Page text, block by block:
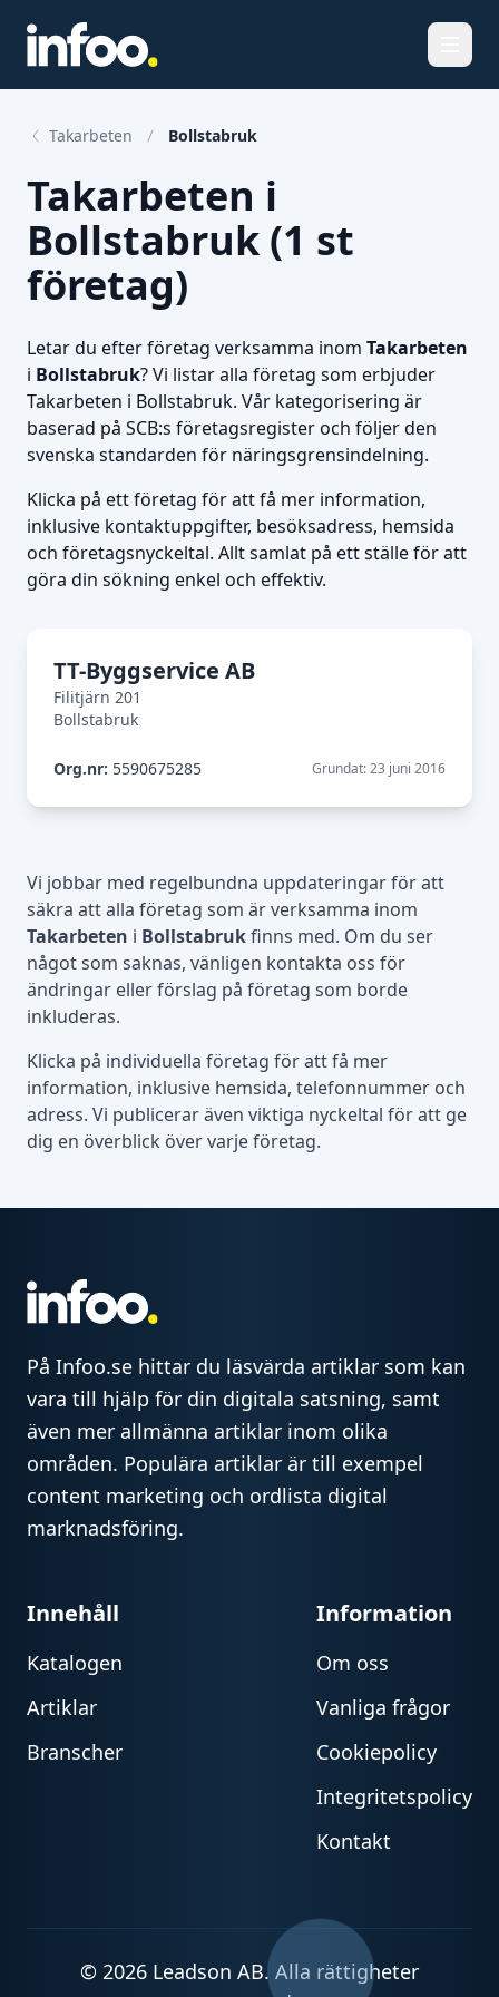
Takarbeten Bollstabruk
Takarbeten i
Bollstabruk (1 st
företag)
Letar du efter företag verksamma inom Takarbeten
i Bollstabruk? Vi listar alla företag som erbjuder
Takarbeten i Bollstabruk. Vår kategorisering är
baserad på SCB:s företagsregister och följer den
svenska standarden för näringsgrensindelning.
Klicka på ett företag för att få mer information,
inklusive kontaktuppgifter, besöksadress, hemsida
och företagsnyckeltal. Allt samlat på ett ställe för att
göra din sökning enkel och effektiv.
TT-Byggservice AB
Filitjärn 201
Bollstabruk
Org.nr: 5590675285 Grundat: 23 juni 2016
Vi jobbar med regelbundna uppdateringar för att
säkra att alla företag som är verksamma inom
Takarbeten i Bollstabrukfinns med. Om du ser
något som saknas, vänligen kontakta oss för
ändringar eller förslag på företag som borde
inkluderas.
Klicka på individuella företag för att få mer
information, inklusive hemsida, telefonnummer och
adress. Vi publicerar även viktiga nyckeltal för att ge
dig en överblick över varje företag.
På Infoo.se hittar du läsvärda artiklar som kan
vara till hjälp för din digitala satsning, samt
även mer allmänna artiklar inom olika
områden. Populära artiklar är till exempel
content marketing och ordlista digital
marknadsföring.
Innehåll
Katalogen
Artiklar
Branscher
Information
Om oss
Vanliga frågor
Cookiepolicy
Integritetspolicy
Kontakt
© 2026 Leadson AB. Alla rättigheter